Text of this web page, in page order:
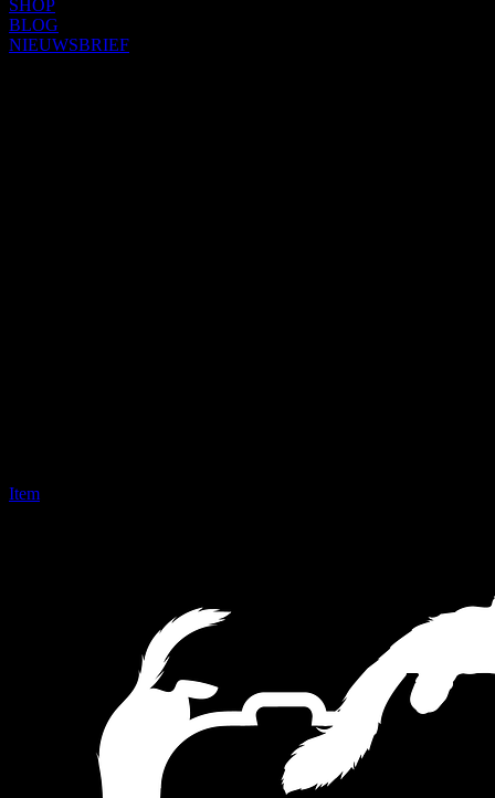
SHOP
BLOG
NIEUWSBRIEF
Item